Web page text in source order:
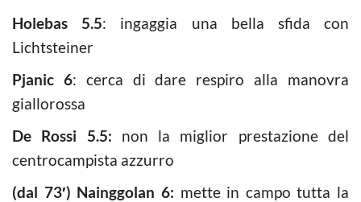
Holebas 5.5: ingaggia una bella sfida con
Lichtsteiner
Pjanic 6: cerca di dare respiro alla manovra
giallorossa
De Rossi 5.5: non la miglior prestazione del
centrocampista azzurro
(dal 73′) Nainggolan 6: mette in campo tutta la